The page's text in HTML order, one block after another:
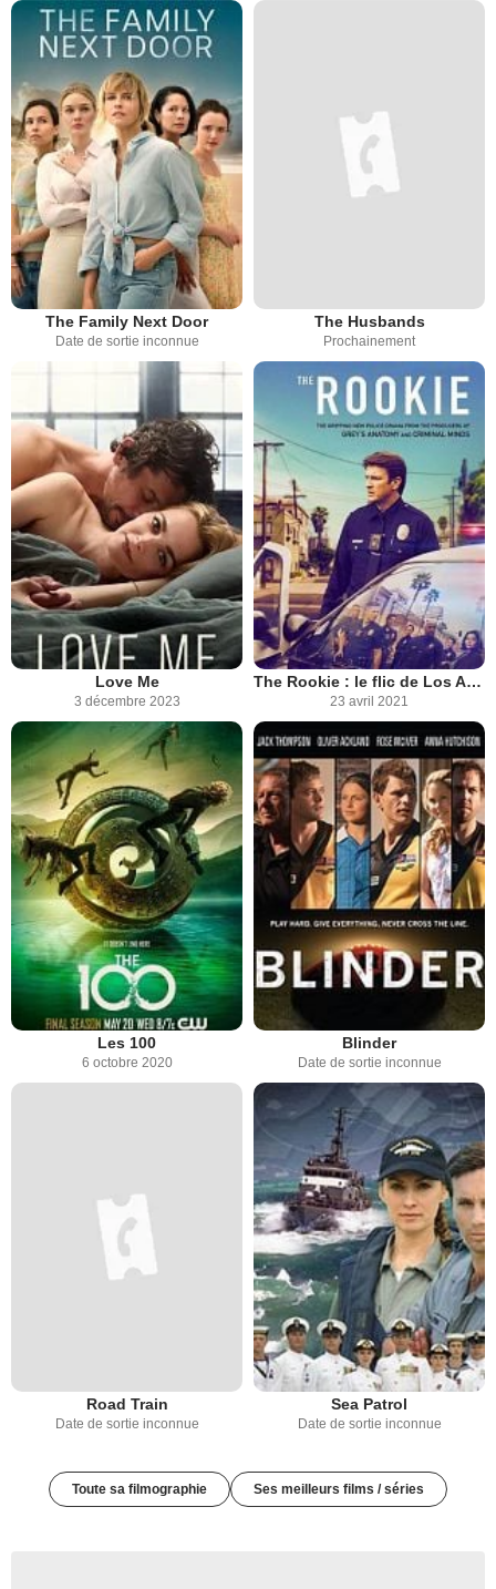
The Family Next Door
Date de sortie inconnue
The Husbands
Prochainement
Love Me
3 décembre 2023
The Rookie : le flic de Los Angeles
23 avril 2021
Les 100
6 octobre 2020
Blinder
Date de sortie inconnue
Road Train
Date de sortie inconnue
Sea Patrol
Date de sortie inconnue
Toute sa filmographie Ses meilleurs films / séries